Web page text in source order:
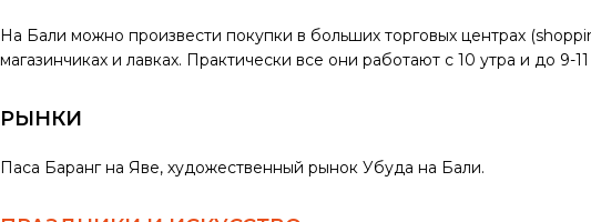
На Бали можно произвести покупки в больших торговых центрах
магазинчиках и лавках. Практически все они работают с 10 утра и до 9-
РЫНКИ
Паса Баранг на Яве, художественный рынок Убуда на Бали.